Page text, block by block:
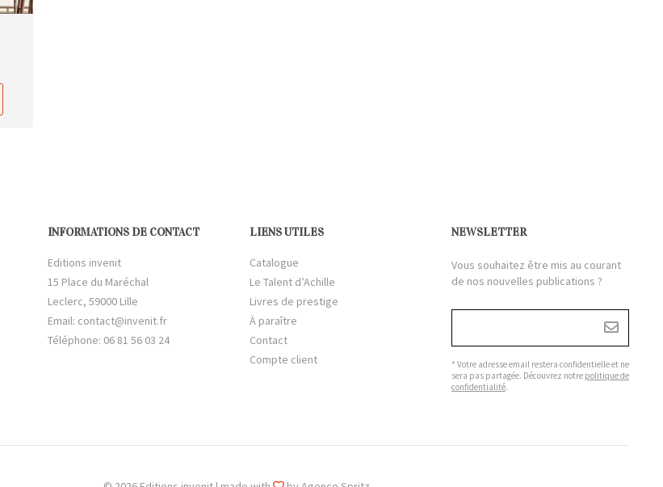
INFORMATIONS DE CONTACT
Editions invenit
15 Place du Maréchal
Leclerc, 59000 Lille
Email: contact@invenit.fr
Téléphone: 06 81 56 03 24
LIENS UTILES
Catalogue
Le Talent d’Achille
Livres de prestige
À paraître
Contact
Compte client
NEWSLETTER
Vous souhaitez être mis au courant
de nos nouvelles publications ?
* Votre adresse email restera confidentielle et ne
sera pas partagée. Découvrez notre politique de
confidentialité.